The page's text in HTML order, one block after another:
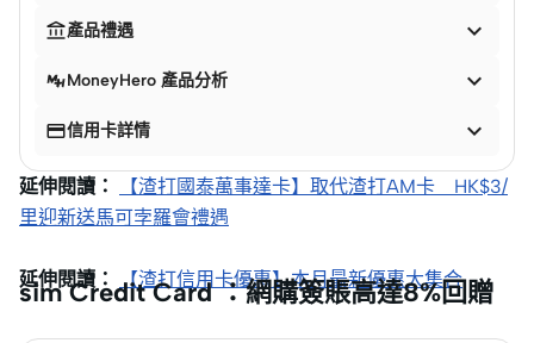
產品禮遇 
MoneyHero 產品分析 
信用卡詳情 
延伸閱讀：
【渣打國泰萬事達卡】取代渣打AM卡 HK$3/
里迎新送馬可孛羅會禮遇
延伸閱讀： 【渣打信用卡優惠】本月最新優惠大集合
sim Credit Card ：網購簽賬高達8%回贈